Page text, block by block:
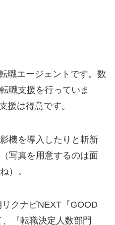
職エージェントです。数
職支援を行っていま
援は得意です。
機を導入したりと斬新
写真を用意するのは面
）。
クナビNEXT『GOOD
、『転職決定人数部門